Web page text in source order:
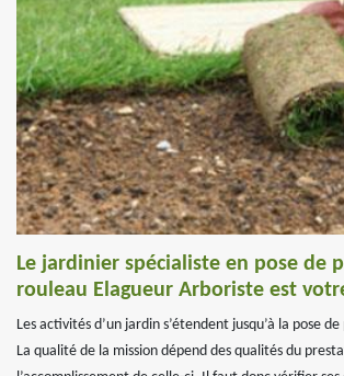
Le jardinier spécialiste en pose de
rouleau Elagueur Arboriste est
Les activités d’un jardin s’étendent jusqu’à la pose
La qualité de la mission dépend des qualités du